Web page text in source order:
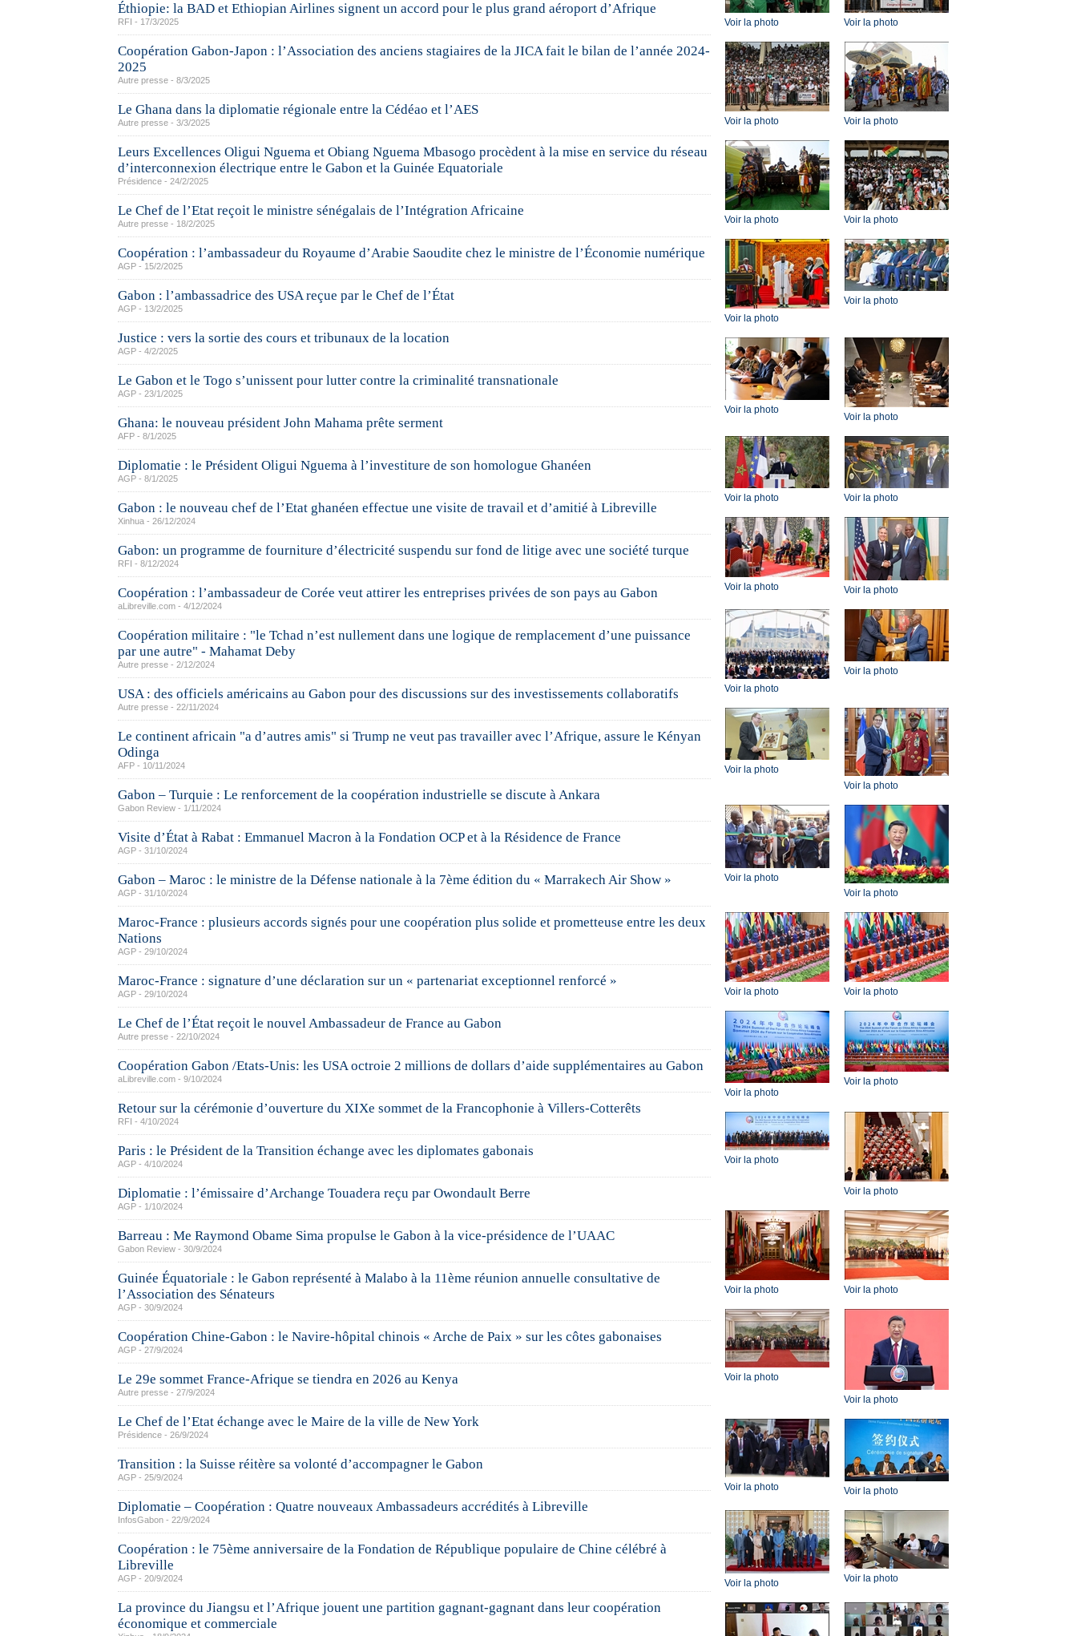
Voir la photo Voir la photo
Voir la photo Voir la photo
Voir la photo Voir la photo
Voir la photo
Voir la photo
Voir la photo
Voir la photo
Voir la photo Voir la photo
Voir la photo Voir la photo
Voir la photo
Voir la photo
Voir la photo
Voir la photo
Voir la photo
Voir la photo
Voir la photo Voir la photo
Voir la photo
Voir la photo
Voir la photo
Voir la photo
Voir la photo Voir la photo
Voir la photo
Voir la photo
Voir la photo Voir la photo
Voir la photo Voir la photo
Éthiopie: la BAD et Ethiopian Airlines signent un accord pour le plus grand aéroport d’Afrique
RFI - 17/3/2025
Coopération Gabon-Japon : l’Association des anciens stagiaires de la JICA fait le bilan de l’année 2024-
2025
Autre presse - 8/3/2025
Le Ghana dans la diplomatie régionale entre la Cédéao et l’AES
Autre presse - 3/3/2025
Leurs Excellences Oligui Nguema et Obiang Nguema Mbasogo procèdent à la mise en service du réseau
d’interconnexion électrique entre le Gabon et la Guinée Equatoriale
Présidence - 24/2/2025
Le Chef de l’Etat reçoit le ministre sénégalais de l’Intégration Africaine
Autre presse - 18/2/2025
Coopération : l’ambassadeur du Royaume d’Arabie Saoudite chez le ministre de l’Économie numérique
AGP - 15/2/2025
Gabon : l’ambassadrice des USA reçue par le Chef de l’État
AGP - 13/2/2025
Justice : vers la sortie des cours et tribunaux de la location
AGP - 4/2/2025
Le Gabon et le Togo s’unissent pour lutter contre la criminalité transnationale
AGP - 23/1/2025
Ghana: le nouveau président John Mahama prête serment
AFP - 8/1/2025
Diplomatie : le Président Oligui Nguema à l’investiture de son homologue Ghanéen
AGP - 8/1/2025
Gabon : le nouveau chef de l’Etat ghanéen effectue une visite de travail et d’amitié à Libreville
Xinhua - 26/12/2024
Gabon: un programme de fourniture d’électricité suspendu sur fond de litige avec une société turque
RFI - 8/12/2024
Coopération : l’ambassadeur de Corée veut attirer les entreprises privées de son pays au Gabon
aLibreville.com - 4/12/2024
Coopération militaire : "le Tchad n’est nullement dans une logique de remplacement d’une puissance
par une autre" - Mahamat Deby
Autre presse - 2/12/2024
USA : des officiels américains au Gabon pour des discussions sur des investissements collaboratifs
Autre presse - 22/11/2024
Le continent africain "a d’autres amis" si Trump ne veut pas travailler avec l’Afrique, assure le Kényan
Odinga
AFP - 10/11/2024
Gabon – Turquie : Le renforcement de la coopération industrielle se discute à Ankara
Gabon Review - 1/11/2024
Visite d’État à Rabat : Emmanuel Macron à la Fondation OCP et à la Résidence de France
AGP - 31/10/2024
Gabon – Maroc : le ministre de la Défense nationale à la 7ème édition du « Marrakech Air Show »
AGP - 31/10/2024
Maroc-France : plusieurs accords signés pour une coopération plus solide et prometteuse entre les deux
Nations
AGP - 29/10/2024
Maroc-France : signature d’une déclaration sur un « partenariat exceptionnel renforcé »
AGP - 29/10/2024
Le Chef de l’État reçoit le nouvel Ambassadeur de France au Gabon
Autre presse - 22/10/2024
Coopération Gabon /Etats-Unis: les USA octroie 2 millions de dollars d’aide supplémentaires au Gabon
aLibreville.com - 9/10/2024
Retour sur la cérémonie d’ouverture du XIXe sommet de la Francophonie à Villers-Cotterêts
RFI - 4/10/2024
Paris : le Président de la Transition échange avec les diplomates gabonais
AGP - 4/10/2024
Diplomatie : l’émissaire d’Archange Touadera reçu par Owondault Berre
AGP - 1/10/2024
Barreau : Me Raymond Obame Sima propulse le Gabon à la vice-présidence de l’UAAC
Gabon Review - 30/9/2024
Guinée Équatoriale : le Gabon représenté à Malabo à la 11ème réunion annuelle consultative de
l’Association des Sénateurs
AGP - 30/9/2024
Coopération Chine-Gabon : le Navire-hôpital chinois « Arche de Paix » sur les côtes gabonaises
AGP - 27/9/2024
Le 29e sommet France-Afrique se tiendra en 2026 au Kenya
Autre presse - 27/9/2024
Le Chef de l’Etat échange avec le Maire de la ville de New York
Présidence - 26/9/2024
Transition : la Suisse réitère sa volonté d’accompagner le Gabon
AGP - 25/9/2024
Diplomatie – Coopération : Quatre nouveaux Ambassadeurs accrédités à Libreville
InfosGabon - 22/9/2024
Coopération : le 75ème anniversaire de la Fondation de République populaire de Chine célébré à
Libreville
AGP - 20/9/2024
La province du Jiangsu et l’Afrique jouent une partition gagnant-gagnant dans leur coopération
économique et commerciale